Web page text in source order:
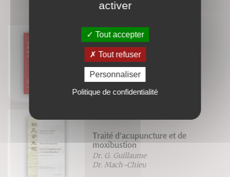
BIBLIOGRAPHIE
Diététique énergétique et
médecine chinoise
Dr. J.M. Eyssalet
Dr. G. Guillaume
Traité d'acupuncture et de
moxibustion
Dr. G. Guillaume
Dr. Mach-Chieu
activer
Tout accepter
Tout refuser
Personnaliser
Politique de confidentialité